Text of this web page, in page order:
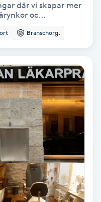
där vi skapar mer
oc...
Branschorg.